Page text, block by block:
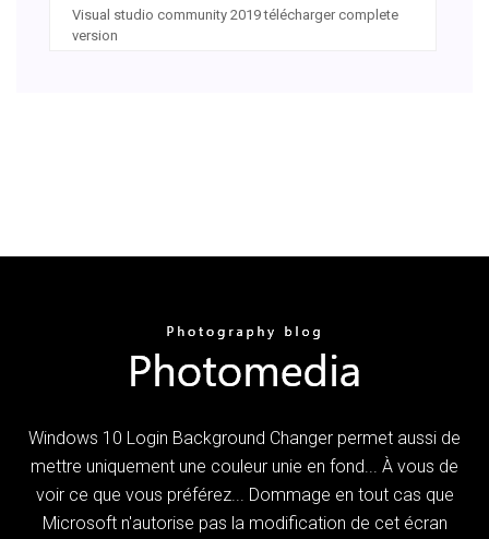
Visual studio community 2019 télécharger complete
version
Windows 10 Login Background Changer permet aussi de
mettre uniquement une couleur unie en fond... À vous de
voir ce que vous préférez... Dommage en tout cas que
Microsoft n'autorise pas la modification de cet écran